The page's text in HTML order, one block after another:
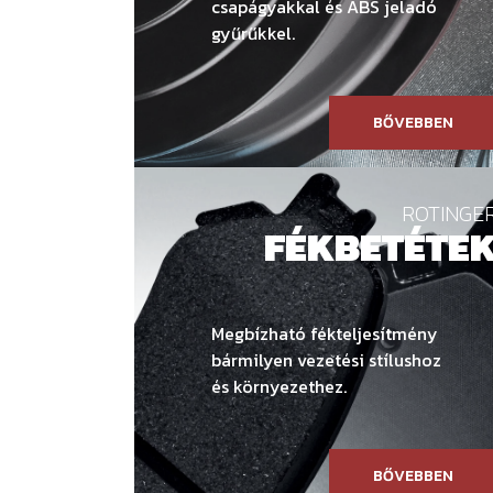
csapágyakkal és ABS jeladó
gyűrűkkel.
BŐVEBBEN
Megbízható fékteljesítmény
bármilyen vezetési stílushoz
és környezethez.
BŐVEBBEN